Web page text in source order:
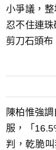
小爭議，
忍不住連
剪刀石頭布
陳柏惟強
服，「
判，乾脆